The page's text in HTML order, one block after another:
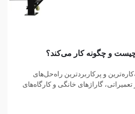
چیست و چگونه کار می‌کند؟
و پرکاربردترین راه‌حل‌های
گاراژهای خانگی و کارگاه‌های